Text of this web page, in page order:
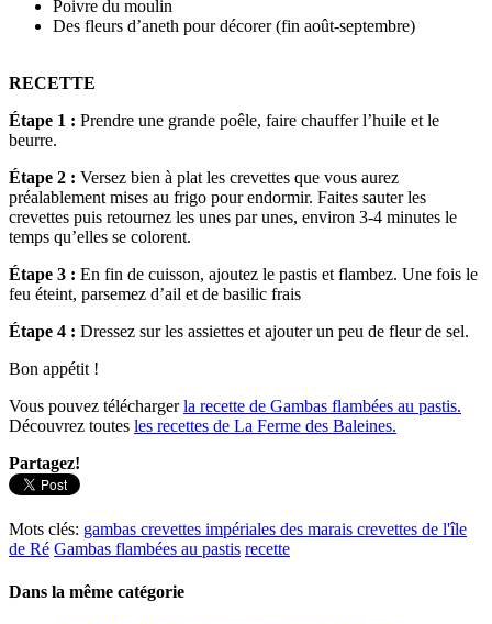
Poivre du moulin
Des fleurs d’aneth pour décorer (fin août-septembre)
RECETTE
Étape 1 : Prendre une grande poêle, faire chauffer l’huile et le
beurre.
Étape 2 : Versez bien à plat les crevettes que vous aurez
préalablement mises au frigo pour endormir. Faites sauter les
crevettes puis retournez les unes par unes, environ 3-4 minutes le
temps qu’elles se colorent.
Étape 3 : En fin de cuisson, ajoutez le pastis et flambez. Une fois le
feu éteint, parsemez d’ail et de basilic frais
Étape 4 : Dressez sur les assiettes et ajouter un peu de fleur de sel.
Bon appétit !
Vous pouvez téléchargerla recette de Gambas flambées au pastis.
Découvrez toutes les recettes de La Ferme des Baleines.
Partagez!
Mots clés: gambas crevettes impériales des marais crevettes de l'île
de Ré Gambas flambées au pastis recette
Dans la même catégorie